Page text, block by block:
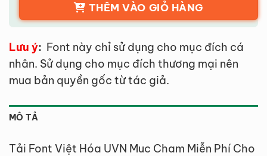
THÊM VÀO GIỎ HÀNG
Lưu ý: Font này chỉ sử dụng cho mục đích cá
nhân. Sử dụng cho mục đích thương mại nên
mua bản quyền gốc từ tác giả.
MÔ TẢ
Tải Font Việt Hóa UVN Muc Cham Miễn Phí Cho